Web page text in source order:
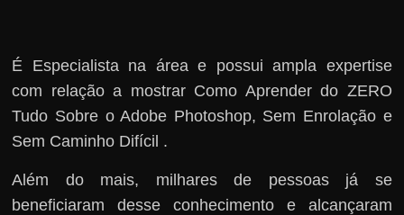
É Especialista na área e possui ampla expertise
com relação a mostrar Como Aprender do ZERO
Tudo Sobre o Adobe Photoshop, Sem Enrolação e
Sem Caminho Difícil .
Além do mais, milhares de pessoas já se
beneficiaram desse conhecimento e alcançaram